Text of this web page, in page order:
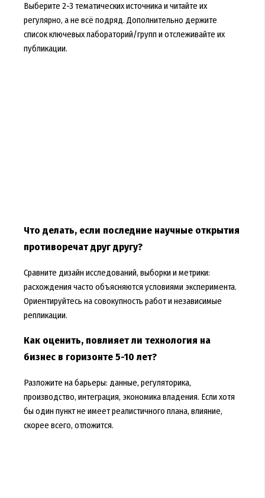
Выберите 2-3 тематических источника и читайте их
регулярно, а не всё подряд. Дополнительно держите
список ключевых лабораторий/групп и отслеживайте их
публикации.
Что делать, если последние научные открытия
противоречат друг другу?
Сравните дизайн исследований, выборки и метрики:
расхождения часто объясняются условиями эксперимента.
Ориентируйтесь на совокупность работ и независимые
репликации.
Как оценить, повлияет ли технология на
бизнес в горизонте 5-10 лет?
Разложите на барьеры: данные, регуляторика,
производство, интеграция, экономика владения. Если хотя
бы один пункт не имеет реалистичного плана, влияние,
скорее всего, отложится.